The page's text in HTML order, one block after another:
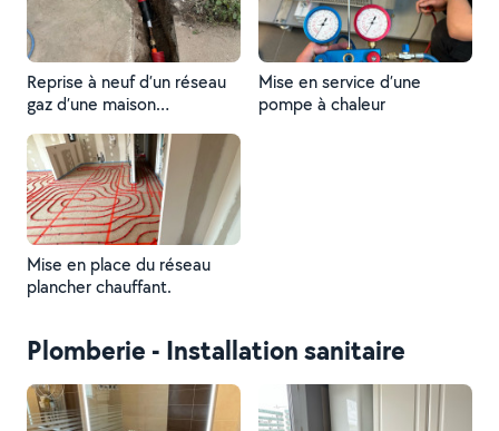
Reprise à neuf d’un réseau
gaz d’une maison
Agrément Professionnel du
Gaz.
Mise en service d’une
pompe à chaleur
Mise en place du réseau
plancher chauffant.
Plomberie - Installation sanitaire